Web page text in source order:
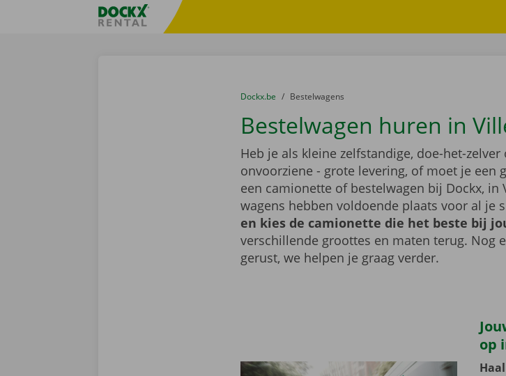
Taalselectie overslaanFratello DEMO
U bevindt zich hier:
van
Dockx.be naar
Bestelwagens
Bestelwagen huren in
Heb je als kleine zelfstandige, doe-het-
onvoorziene - grote levering, of moet je een
een camionette of bestelwagen bij Dockx, in
wagens hebben voldoende plaats voor al je
en kies de camionette die het beste bij
verschillende groottes en maten terug. Nog
gerust, we helpen je graag verder.
op